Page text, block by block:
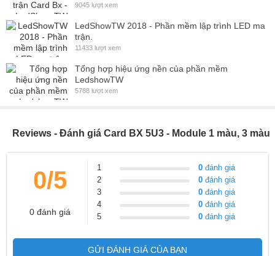
9045 lượt xem
LedShowTW 2018 - Phần mềm lập trình LED ma
trận.
11433 lượt xem
Tổng hợp hiệu ứng nền của phần mềm
LedshowTW
5788 lượt xem
Reviews - Đánh giá Card BX 5U3 - Module 1 màu, 3 màu
0/5
0 đánh giá
1 0 đánh giá
2
0 đánh giá
3
0 đánh giá
4
0 đánh giá
5
0 đánh giá
GỬI ĐÁNH GIÁ CỦA BẠN